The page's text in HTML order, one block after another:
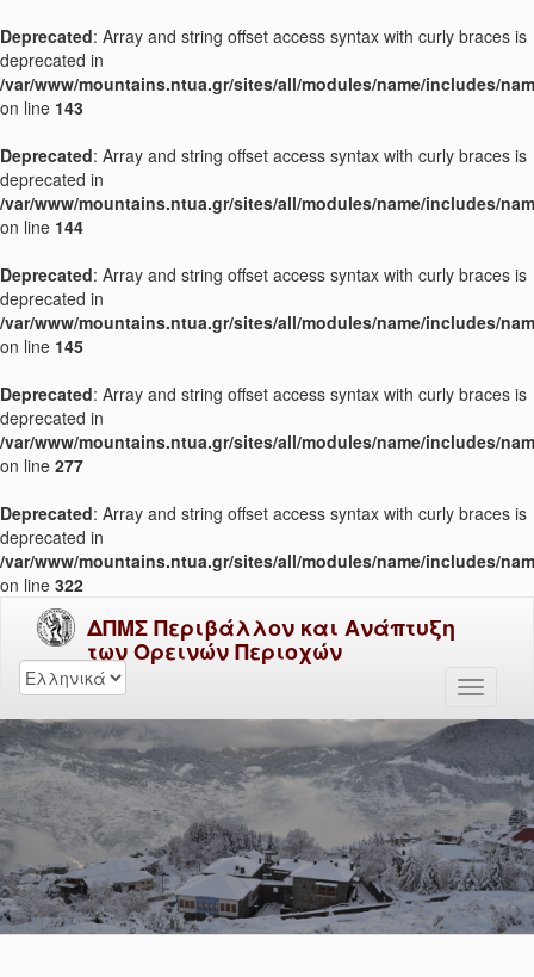
Deprecated: Array and string offset access syntax with curly braces is
deprecated in
/var/www/mountains.ntua.gr/sites/all/modules/name/includes/
on line 143
Deprecated: Array and string offset access syntax with curly braces is
deprecated in
/var/www/mountains.ntua.gr/sites/all/modules/name/includes/
on line 144
Deprecated: Array and string offset access syntax with curly braces is
deprecated in
/var/www/mountains.ntua.gr/sites/all/modules/name/includes/
on line 145
Deprecated: Array and string offset access syntax with curly braces is
deprecated in
/var/www/mountains.ntua.gr/sites/all/modules/name/includes/
on line 277
Deprecated: Array and string offset access syntax with curly braces is
deprecated in
/var/www/mountains.ntua.gr/sites/all/modules/name/includes/
on line 322
ΔΠΜΣ Περιβάλλον και Ανάπτυξη
των Ορεινών Περιοχών